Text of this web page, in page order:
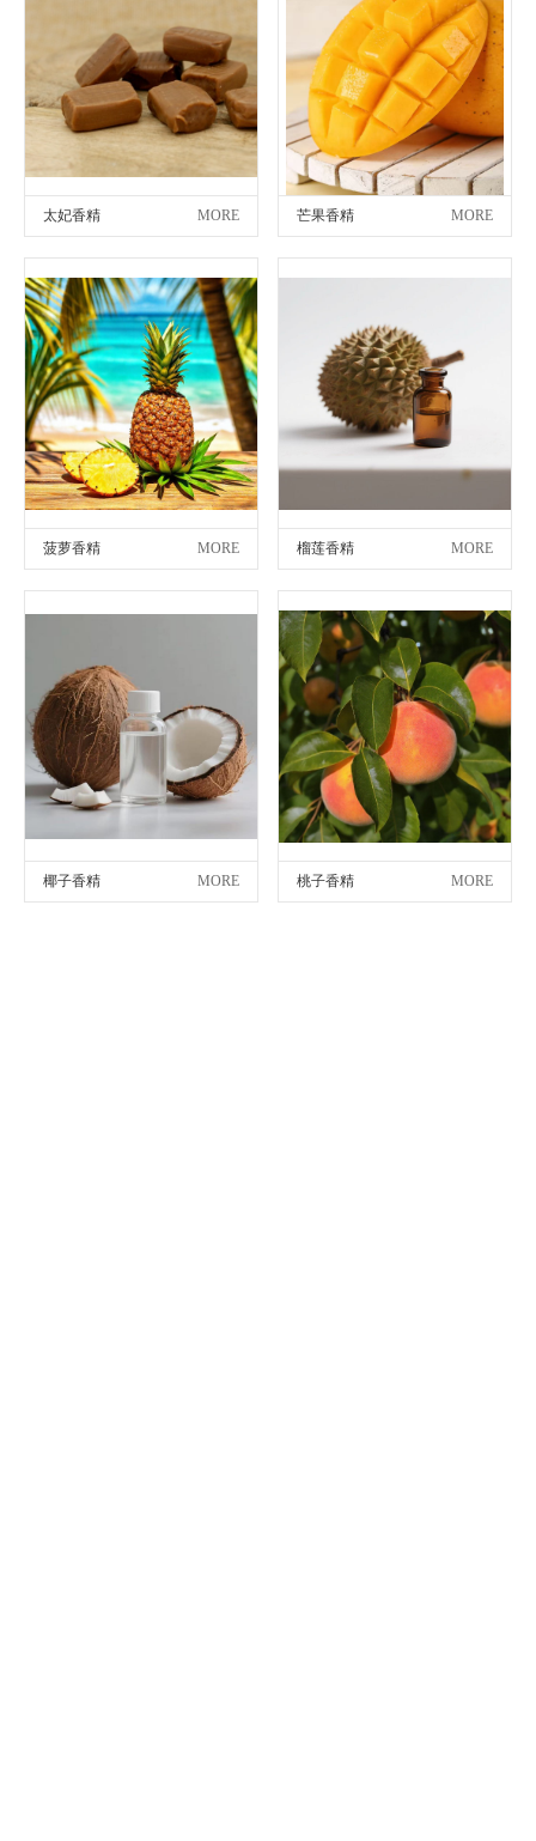
太妃香精 MORE 芒果香精 MORE
菠萝香精 MORE 榴莲香精 MORE
椰子香精 MORE 桃子香精 MORE